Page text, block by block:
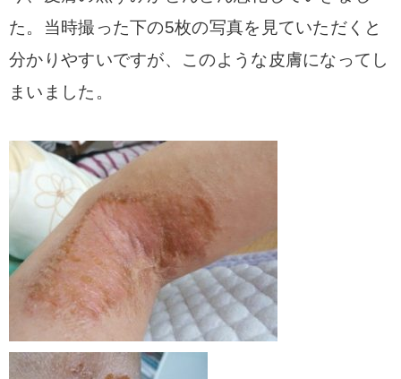
た。当時撮った下の5枚の写真を見ていただくと
分かりやすいですが、このような皮膚になってし
まいました。